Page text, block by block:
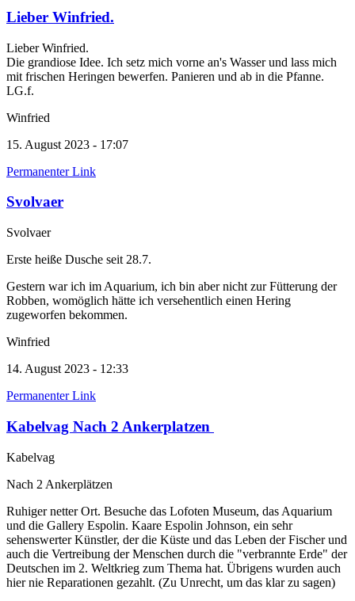
Lieber Winfried.
Lieber Winfried.
Die grandiose Idee. Ich setz mich vorne an's Wasser und lass mich
mit frischen Heringen bewerfen. Panieren und ab in die Pfanne.
LG.f.
Winfried
15. August 2023 - 17:07
Permanenter Link
Svolvaer
Svolvaer
Erste heiße Dusche seit 28.7.
Gestern war ich im Aquarium, ich bin aber nicht zur Fütterung der
Robben, womöglich hätte ich versehentlich einen Hering
zugeworfen bekommen.
Winfried
14. August 2023 - 12:33
Permanenter Link
Kabelvag Nach 2 Ankerplatzen
Kabelvag
Nach 2 Ankerplätzen
Ruhiger netter Ort. Besuche das Lofoten Museum, das Aquarium
und die Gallery Espolin. Kaare Espolin Johnson, ein sehr
sehenswerter Künstler, der die Küste und das Leben der Fischer und
auch die Vertreibung der Menschen durch die "verbrannte Erde" der
Deutschen im 2. Weltkrieg zum Thema hat. Übrigens wurden auch
hier nie Reparationen gezahlt. (Zu Unrecht, um das klar zu sagen)